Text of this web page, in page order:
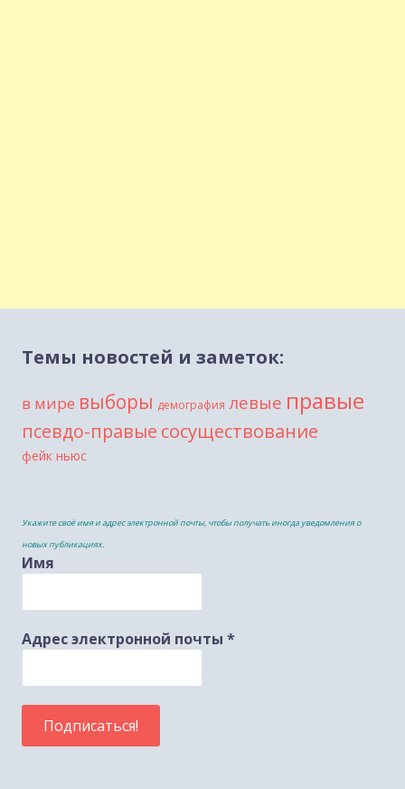
Темы новостей и заметок:
в мире выборы демография левые правые
псевдо-правые сосуществование
фейк ньюс
Укажите своё имя и адрес электронной почты, чтобы получать иногда уведомления о
новых публикациях.
Имя
Адрес электронной почты *